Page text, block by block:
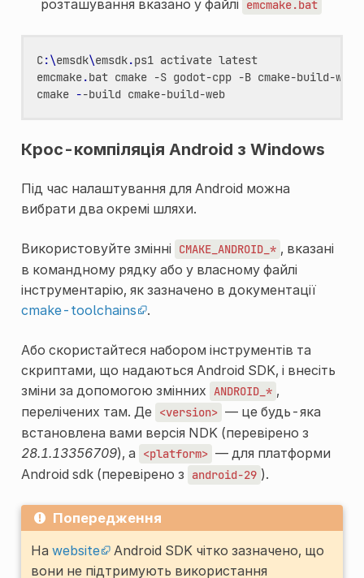
розташування вказано у файлі
emcmake.bat
C:\emsdk\emsdk.ps1 activate latest
emcmake.bat cmake -S godot-cpp -B cmake-build-web
cmake --build cmake-build-web
Крос-компіляція Android з Windows
Під час налаштування для Android можна
вибрати два окремі шляхи.
Використовуйте змінні CMAKE_ANDROID_* , вказані
в командному рядку або у власному файлі
інструментарію, як зазначено в документації
cmake-toolchains
.
Або скористайтеся набором інструментів та
скриптами, що надаються Android SDK, і внесіть
зміни за допомогою змінних ANDROID_* ,
перелічених там. Де <version> — це будь-яка
встановлена вами версія NDK (перевірено з
28.1.13356709), а <platform> — для платформи
Android sdk (перевірено з
android-29 ).
Попередження
На website
Android SDK чітко зазначено, що
вони не підтримують використання